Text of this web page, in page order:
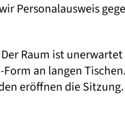
Personalausweis
Raum ist
an langen
eröffnen die